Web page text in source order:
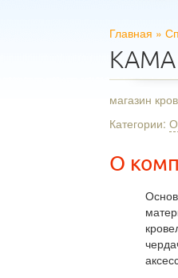
Главная »
магазин
Категории:
О